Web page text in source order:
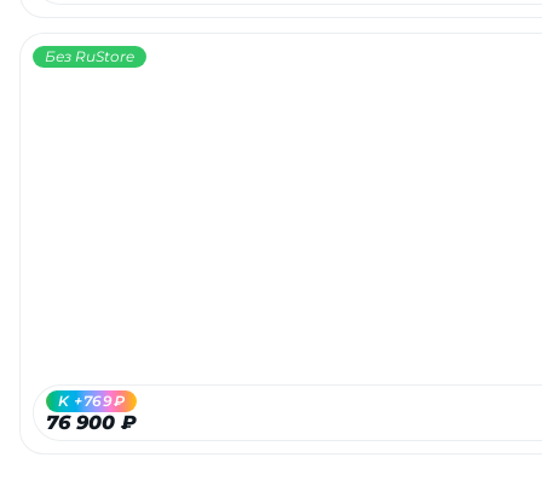
Без RuStore
76 900 ₽
K +769₽